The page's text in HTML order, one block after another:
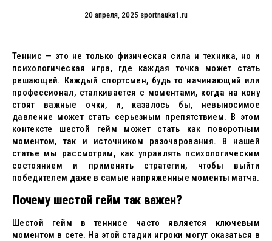
20 апреля, 2025 sportnauka1.ru
Теннис — это не только физическая сила и техника, но и
психологическая игра, где каждая точка может стать
решающей. Каждый спортсмен, будь то начинающий или
профессионал, сталкивается с моментами, когда на кону
стоят важные очки, и, казалось бы, невыносимое
давление может стать серьезным препятствием. В этом
контексте шестой гейм может стать как поворотным
моментом, так и источником разочарования. В нашей
статье мы рассмотрим, как управлять психологическим
состоянием и применять стратегии, чтобы выйти
победителем даже в самые напряженные моменты матча.
Почему шестой гейм так важен?
Шестой гейм в теннисе часто является ключевым
моментом в сете. На этой стадии игроки могут оказаться в